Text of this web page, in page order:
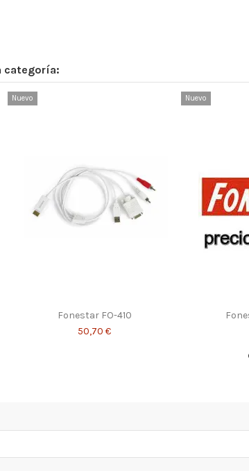
categoría:
Nuevo
Fonestar FO-410
50,70 €
Nuevo